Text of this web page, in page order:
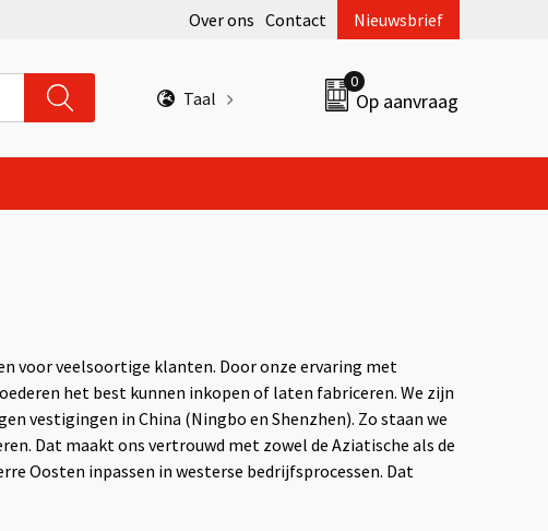
Over ons Contact Nieuwsbrief
Taal
0
Op aanvraag
voor veelsoortige klanten. Door onze ervaring met
het best kunnen inkopen of laten fabriceren. We zijn
vestigingen in China (Ningbo en Shenzhen). Zo staan we
Dat maakt ons vertrouwd met zowel de Aziatische als de
Oosten inpassen in westerse bedrijfsprocessen. Dat